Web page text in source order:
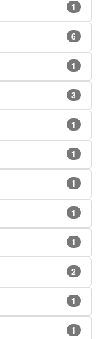
1
6
1
3
1
1
1
1
1
2
1
1